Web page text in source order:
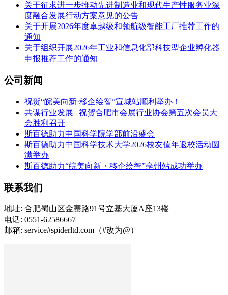
关于征求进一步推动先进制造业和现代生产性服务业深
度融合发展行动方案意见的公告
关于开展2026年度卓越级和领航级智能工厂推荐工作的
通知
关于组织开展2026年工业和信息化部科技型企业孵化器
申报推荐工作的通知
公司新闻
祝贺“皖美向新·移企绘智”宣城站顺利举办！
共谋行业发展 | 祝贺合肥市会展行业协会第五次会员大
会胜利召开
斯百德助力中国科学院学部前沿盛会
斯百德助力中国科学技术大学2026校友值年返校活动圆
满举办
斯百德助力“皖美向新・移企绘智”亳州站成功举办
联系我们
地址: 合肥蜀山区金寨路91号立基大厦A座13楼
电话: 0551-62586667
邮箱: service#spiderltd.com（#改为@）